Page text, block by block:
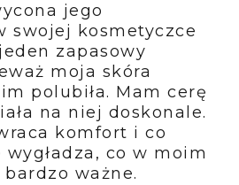
jego
swojej kosmetyczce
zapasowy
moja skóra
polubiła. Mam cerę
na niej doskonale.
komfort i co
co w moim
ważne.